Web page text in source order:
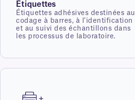
Étiquettes
Étiquettes adhésives destinées au
codage à barres, à l'identification
et au suivi des échantillons dans
les processus de laboratoire.